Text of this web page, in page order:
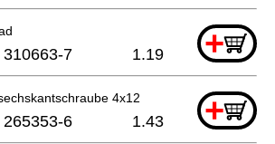
+
310663-7 1.19
4x12 +
265353-6 1.43